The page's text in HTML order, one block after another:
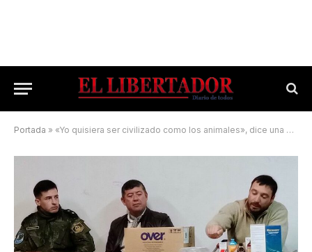
Portada » «Yo quisiera ser civilizado como los animales», dice una vigente canción